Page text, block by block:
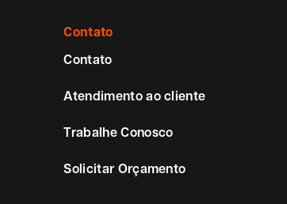
Contato
Contato
Atendimento ao cliente
Trabalhe Conosco
Solicitar Orçamento